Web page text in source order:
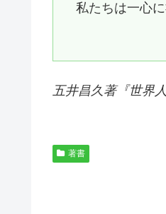
私たちは一心
五井昌久著『世界
著書